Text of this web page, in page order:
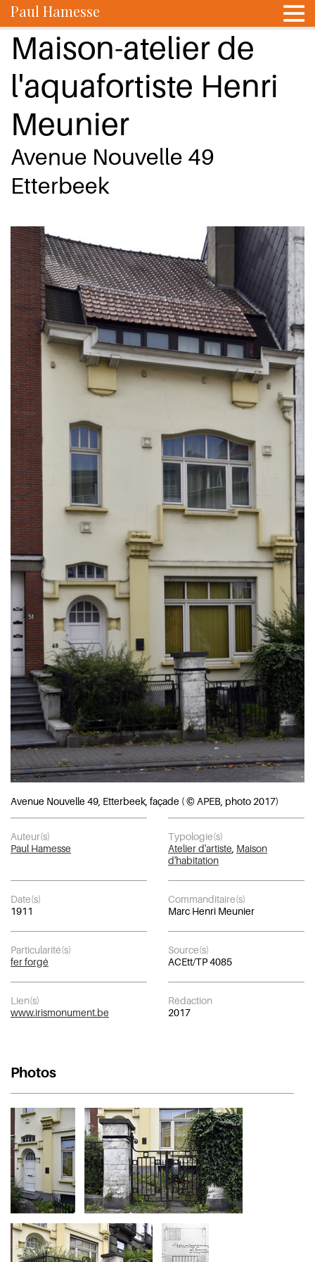
Paul Hamesse
Maison-atelier de
l'aquafortiste Henri
Meunier
Avenue Nouvelle 49
Etterbeek
Avenue Nouvelle 49, Etterbeek, façade ( © APEB, photo 2017)
Auteur(s)
Paul Hamesse
Typologie(s)
Atelier d'artiste, Maison
d'habitation
Date(s)
1911
Commanditaire(s)
Marc Henri Meunier
Particularité(s)
fer forgé
Source(s)
ACEtt/TP 4085
Lien(s)
www.irismonument.be
Rédaction
2017
Photos